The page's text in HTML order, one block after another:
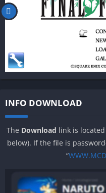
INFO DOWNLOAD
The Download link is
below). If the file is
“